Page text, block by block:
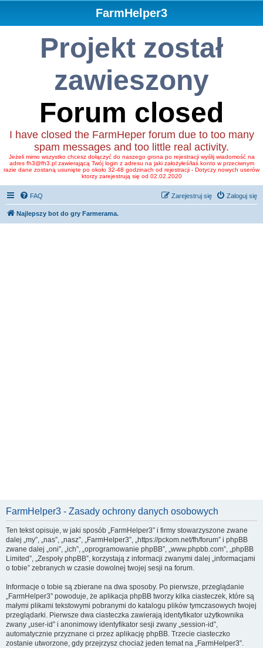
FarmHelper3
Projekt został
zawieszony
Forum closed
I have closed the FarmHeper forum due to too many
spam messages and too little real activity.
Jeżeli mimo wszystko chcesz dołączyć do naszego grona po rejestracji wyślij wiadomość na
adres fh3@fh3.pl zawierającą Twój login z adresu na jaki założyłeś/łaś konto w przeciwnym
razie dane zostaną usunięte po około 32-48 godzinach od rejestracji - Dotyczy nowych userów
ktorzy zarejestrują się od 02.02.2020
FAQ Zaloguj się
Zarejestruj się
Najlepszy bot do gry Farmerama.
FarmHelper3 - Zasady ochrony danych osobowych
Ten tekst opisuje, w jaki sposób „FarmHelper3” i firmy stowarzyszone zwane
dalej „my”, „nas”, „nasz”, „FarmHelper3”, „https://pckom.net/fh/forum” i phpBB
zwane dalej „oni”, „ich”, „oprogramowanie phpBB”, „www.phpbb.com”, „phpBB
Limited”, „Zespoły phpBB”, korzystają z informacji zwanymi dalej „informacjami
o tobie” zebranych w czasie dowolnej twojej sesji na forum.
Informacje o tobie są zbierane na dwa sposoby. Po pierwsze, przeglądanie
„FarmHelper3” powoduje, że aplikacja phpBB tworzy kilka ciasteczek, które są
małymi plikami tekstowymi pobranymi do katalogu plików tymczasowych twojej
przeglądarki. Pierwsze dwa ciasteczka zawierają identyfikator użytkownika
zwany „user-id” i anonimowy identyfikator sesji zwany „session-id”,
automatycznie przyznane ci przez aplikację phpBB. Trzecie ciasteczko
zostanie utworzone, gdy przejrzysz chociaż jeden temat na „FarmHelper3”.